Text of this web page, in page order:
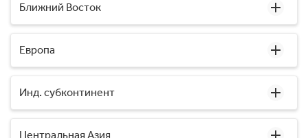
Ближний Восток
Европа
Инд. субконтинент
Центральная Азия